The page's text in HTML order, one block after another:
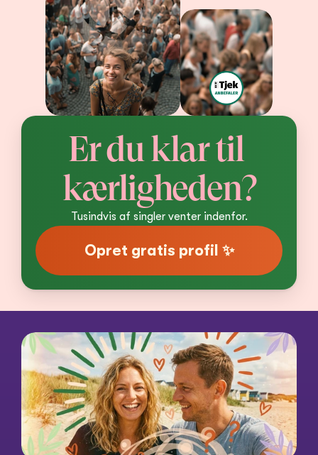
Er du klar til
kærligheden?
Tusindvis af singler venter indenfor.
Opret gratis profil ✨